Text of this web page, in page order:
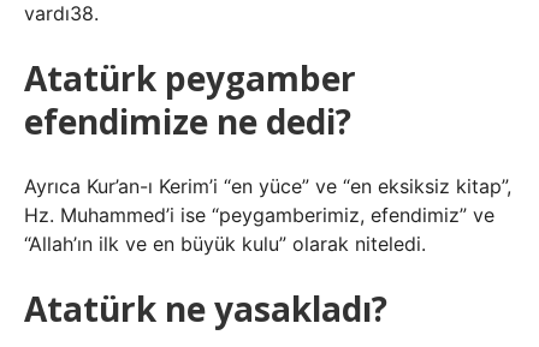
vardı38.
Atatürk peygamber
efendimize ne dedi?
Ayrıca Kur’an-ı Kerim’i “en yüce” ve “en eksiksiz kitap”,
Hz. Muhammed’i ise “peygamberimiz, efendimiz” ve
“Allah’ın ilk ve en büyük kulu” olarak niteledi.
Atatürk ne yasakladı?